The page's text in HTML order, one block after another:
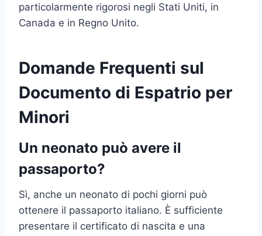
particolarmente rigorosi negli Stati Uniti, in
Canada e in Regno Unito.
Domande Frequenti sul
Documento di Espatrio per
Minori
Un neonato può avere il
passaporto?
Sì, anche un neonato di pochi giorni può
ottenere il passaporto italiano. È sufficiente
presentare il certificato di nascita e una